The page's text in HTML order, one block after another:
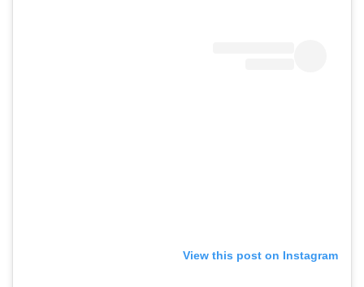
View this post on Instagram